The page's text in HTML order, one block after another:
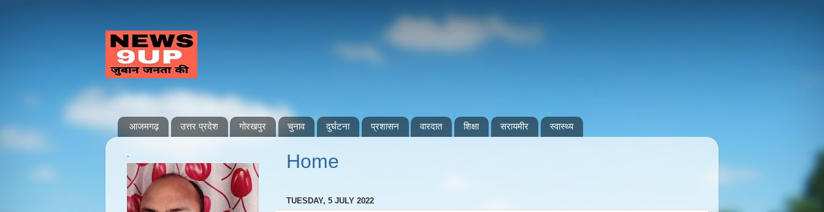
आजमगढ़ उत्तर प्रदेश गोरखपुर चुनाव दुर्घटना प्रशासन वारदात शिक्षा सरायमीर स्वास्थ्य
Home
TUESDAY, 5 JULY 2022
.